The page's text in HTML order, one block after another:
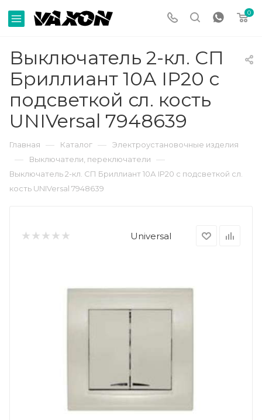
0
Выключатель 2-кл. СП
Бриллиант 10А IP20 с
подсветкой сл. кость
UNIVersal 7948639
Главная — Каталог — Электроустановочные изделия
— Выключатели, переключатели —
Выключатель 2-кл. СП Бриллиант 10А IP20 с подсветкой сл.
кость UNIVersal 7948639
Universal